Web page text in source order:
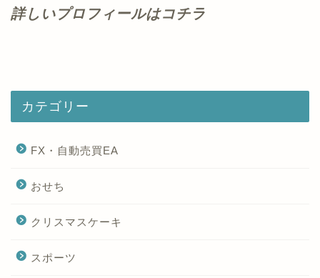
詳しいプロフィールはコチラ
カテゴリー
FX・自動売買EA
おせち
クリスマスケーキ
スポーツ